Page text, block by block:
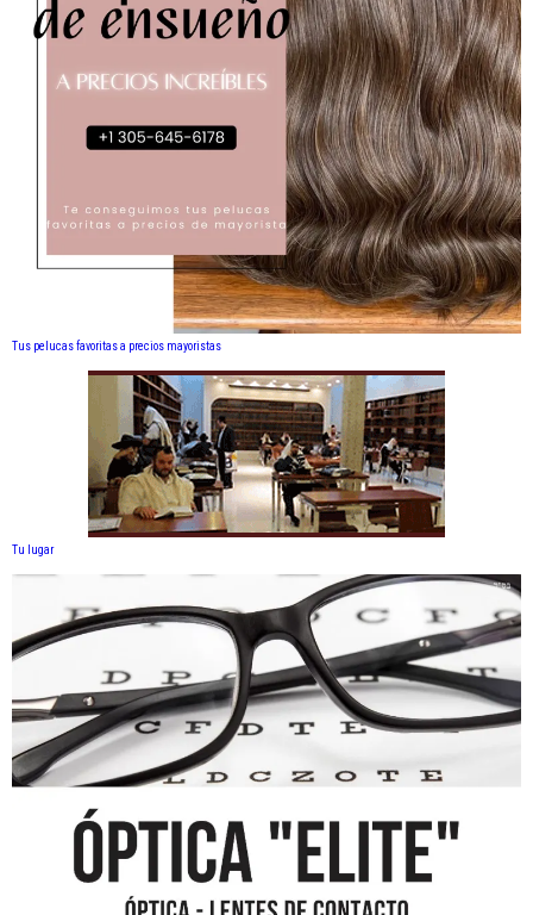
Tus pelucas favoritas a precios mayoristas
Tu lugar